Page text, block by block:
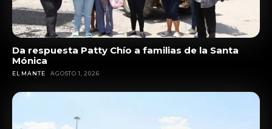
Da respuesta Patty Chío a familias de la Santa
Mónica
EL MANTE AGOSTO 1, 2026